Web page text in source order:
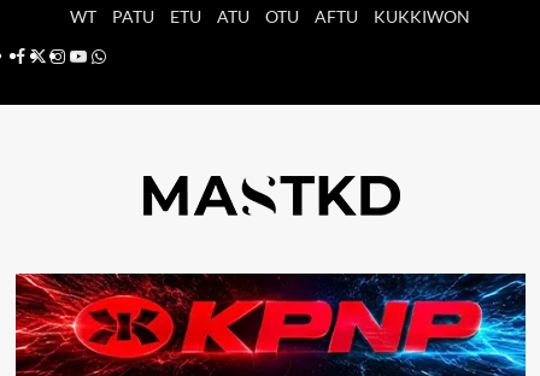
WT PATU ETU ATU OTU AFTU
KUKKIWON
Facebook
X Instagram
YouTube
Whatsapp